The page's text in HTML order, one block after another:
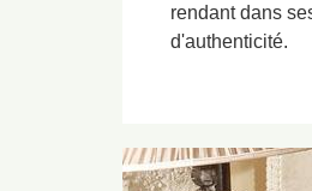
rendant dans
d'authenticité.